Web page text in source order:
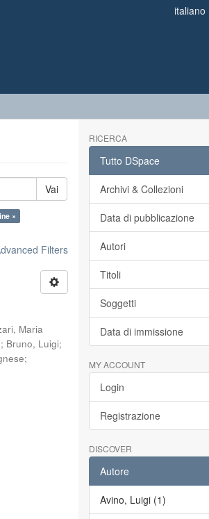
italiano
Vai
×
Filters
Maria
; Bruno, Luigi;
;
RICERCA
Tutto DSpace
Archivi & Collezioni
Data di pubblicazione
Autori
Titoli
Soggetti
Data di immissione
MY ACCOUNT
Login
Registrazione
DISCOVER
Autore
Avino, Luigi (1)